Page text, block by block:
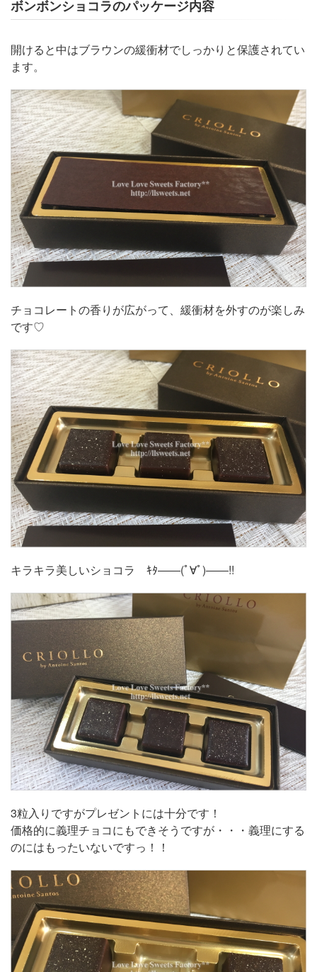
ボンボンショコラのパッケージ内容
開けると中はブラウンの緩衝材でしっかりと保護されてい
ます。
チョコレートの香りが広がって、緩衝材を外すのが楽しみ
です♡
キラキラ美しいショコラ ｷﾀ――(ﾟ∀ﾟ)――!!
3粒入りですがプレゼントには十分です！
価格的に義理チョコにもできそうですが・・・義理にする
のにはもったいないですっ！！